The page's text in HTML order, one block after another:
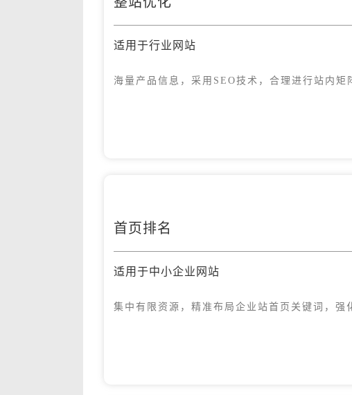
适用于行业网站
海量产品信息，采用SEO技术，合理进行站内
首页排名
适用于中小企业网站
集中有限资源，精准布局企业站首页关键词，强